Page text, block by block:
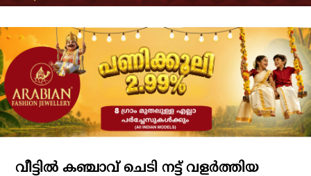
വീട്ടിൽ കഞ്ചാവ് ചെടി നട്ട് വളർത്തിയ